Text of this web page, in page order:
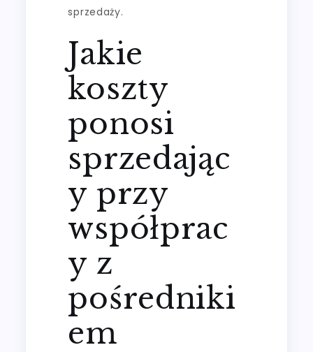
sprzedaży.
Jakie
koszty
ponosi
sprzedając
y przy
współprac
y z
pośredniki
em